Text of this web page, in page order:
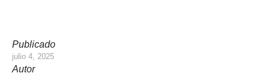
Publicado
julio 4, 2025
Autor